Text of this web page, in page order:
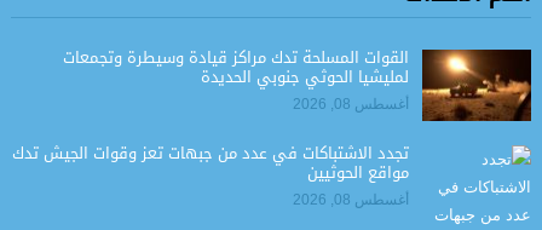
القوات المسلحة تدك مراكز قيادة وسيطرة وتجمعات
لمليشيا الحوثي جنوبي الحديدة
أغسطس 08, 2026
تجدد الاشتباكات في عدد من جبهات تعز وقوات الجيش تدك
مواقع الحوثيين
أغسطس 08, 2026